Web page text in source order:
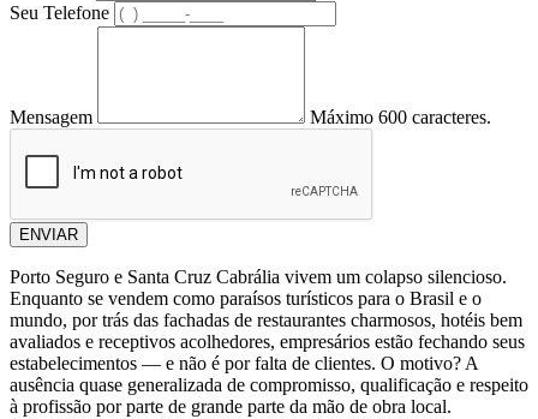
Seu Telefone
Mensagem Máximo 600 caracteres.
ENVIAR
Porto Seguro e Santa Cruz Cabrália vivem um colapso silencioso.
Enquanto se vendem como paraísos turísticos para o Brasil e o
mundo, por trás das fachadas de restaurantes charmosos, hotéis bem
avaliados e receptivos acolhedores, empresários estão fechando seus
estabelecimentos — e não é por falta de clientes. O motivo? A
ausência quase generalizada de compromisso, qualificação e respeito
à profissão por parte de grande parte da mão de obra local.